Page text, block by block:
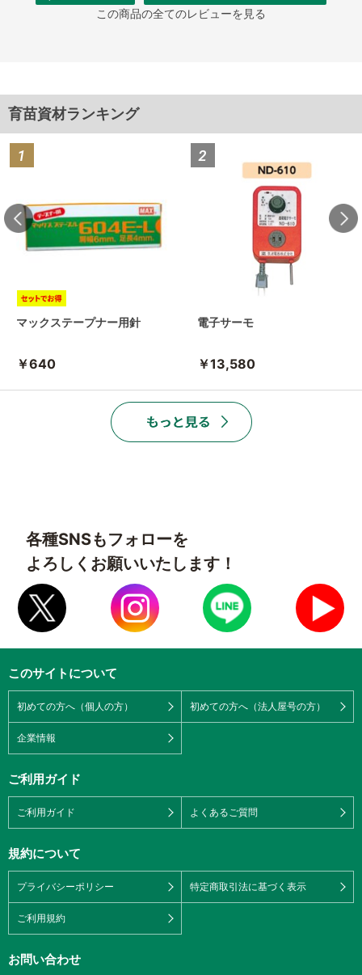
この商品の全てのレビューを見る
育苗資材ランキング
マックステープナー用針
￥640
電子サーモ
￥13,580
各種SNSもフォローを
よろしくお願いいたします！
このサイトについて
初めての方へ（個人の方） 初めての方へ（法人屋号の方）
企業情報
ご利用ガイド
ご利用ガイド よくあるご質問
規約について
プライバシーポリシー 特定商取引法に基づく表示
ご利用規約
お問い合わせ